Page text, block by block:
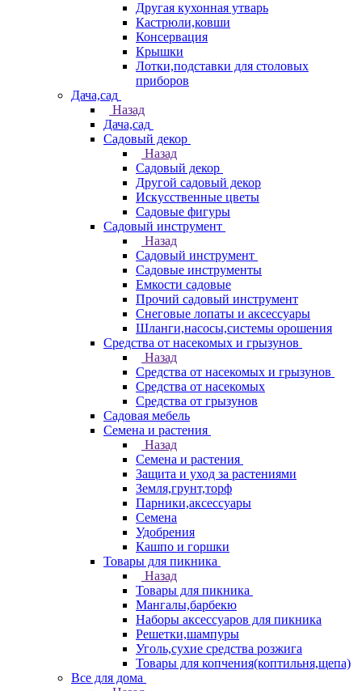
Другая кухонная утварь
Кастрюли,ковши
Консервация
Крышки
Лотки,подставки для столовых
приборов
Дача,сад
Назад
Дача,сад
Садовый декор
Назад
Садовый декор
Другой садовый декор
Искусственные цветы
Садовые фигуры
Садовый инструмент
Назад
Садовый инструмент
Садовые инструменты
Емкости садовые
Прочий садовый инструмент
Снеговые лопаты и аксессуары
Шланги,насосы,системы орошения
Средства от насекомых и грызунов
Назад
Средства от насекомых и грызунов
Средства от насекомых
Средства от грызунов
Садовая мебель
Семена и растения
Назад
Семена и растения
Защита и уход за растениями
Земля,грунт,торф
Парники,аксессуары
Семена
Удобрения
Кашпо и горшки
Товары для пикника
Назад
Товары для пикника
Мангалы,барбекю
Наборы аксессуаров для пикника
Решетки,шампуры
Уголь,сухие средства розжига
Товары для копчения(коптильня,щепа)
Все для дома